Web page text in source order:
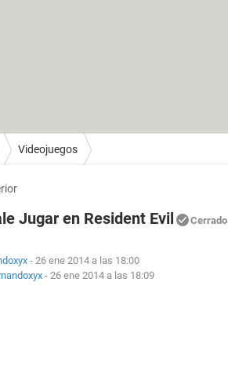
Videojuegos
Jugar en Resident Evil Cerrado
- 26 ene 2014 a las 18:00
- 26 ene 2014 a las 18:09